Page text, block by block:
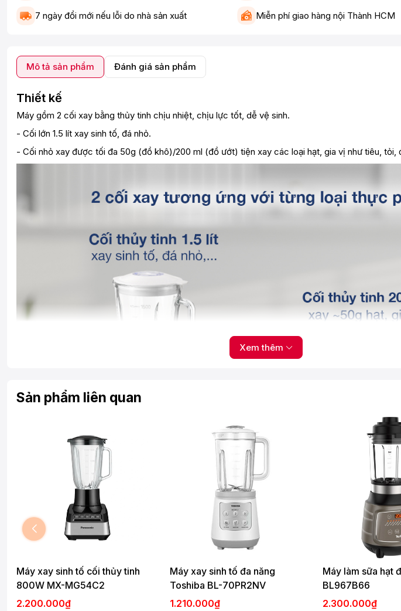
7 ngày đổi mới nếu lỗi do nhà sản xuất Miễn phí giao hàng nội Thành HCM
Mô tả sản phẩm Đánh giá sản phẩm
Thiết kế
Máy gồm 2 cối xay bằng thủy tinh chịu nhiệt, chịu lực tốt, dễ vệ sinh.
- Cối lớn 1.5 lít xay sinh tố, đá nhỏ.
- Cối nhỏ xay được tối đa 50g (đồ khô)/200 ml (đồ ướt) tiện xay các loại hạt, gia vị như tiêu, tỏi,
Công suất hoạt động, lưỡi dao
công suất 700W
cùng lưỡi dao răng cưa được làm từ thép không gỉ 4 cánh (cối
nhuyễn, mịn thực phẩm.
Xem thêm
Sản phẩm liên quan
Máy xay sinh tố cối thủy tinh
800W MX-MG54C2
2.200.000₫
Máy xay sinh tố đa năng
Toshiba BL-70PR2NV
1.210.000₫
Máy làm sữa hạt
BL967B66
2.300.000₫